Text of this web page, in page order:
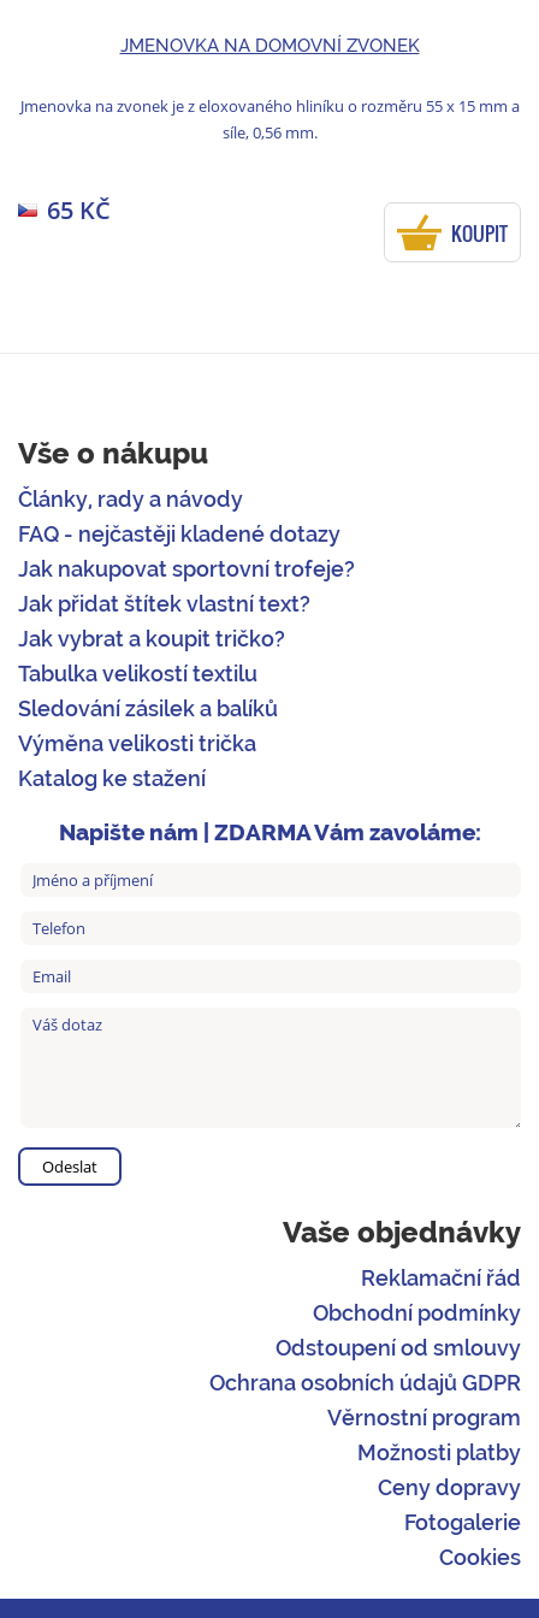
JMENOVKA NA DOMOVNÍ ZVONEK
Jmenovka na zvonek je z eloxovaného hliníku o rozměru 55 x 15 mm a
síle, 0,56 mm.
65 KČ
KOUPIT
Vše o nákupu
Články, rady a návody
FAQ - nejčastěji kladené dotazy
Jak nakupovat sportovní trofeje?
Jak přidat štítek vlastní text?
Jak vybrat a koupit tričko?
Tabulka velikostí textilu
Sledování zásilek a balíků
Výměna velikosti trička
Katalog ke stažení
Napište nám | ZDARMA Vám zavoláme:
Vaše objednávky
Reklamační řád
Obchodní podmínky
Odstoupení od smlouvy
Ochrana osobních údajů GDPR
Věrnostní program
Možnosti platby
Ceny dopravy
Fotogalerie
Cookies